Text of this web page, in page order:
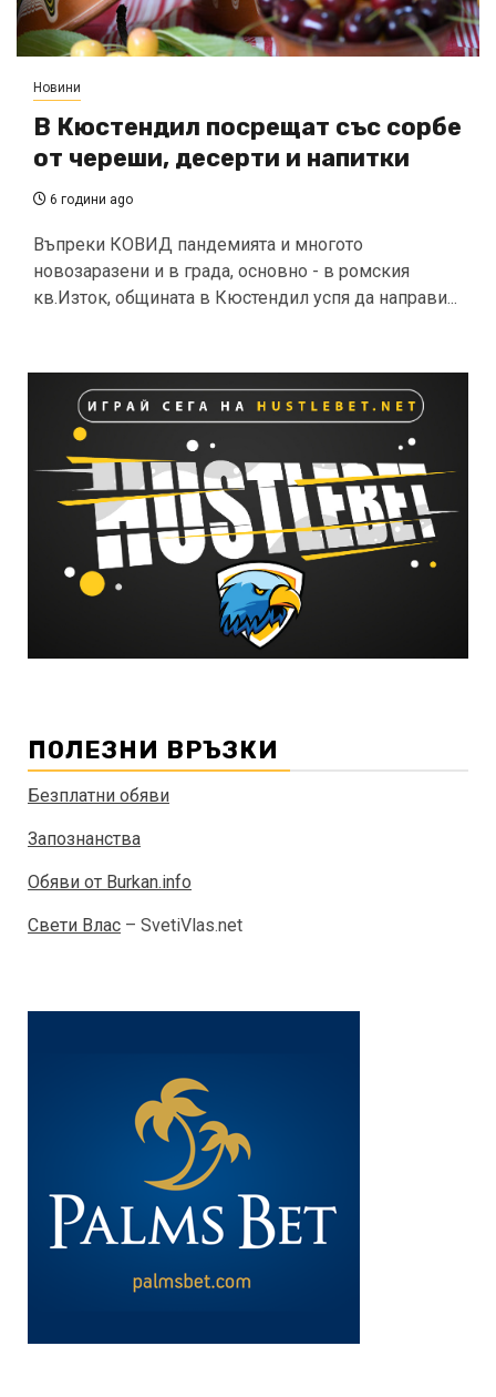
Новини
В Кюстендил посрещат със сорбе
от череши, десерти и напитки
6 години ago
Въпреки КОВИД пандемията и многото
новозаразени и в града, основно - в ромския
кв.Изток, общината в Кюстендил успя да направи...
ПОЛЕЗНИ ВРЪЗКИ
Безплатни обяви
Запознанства
Обяви от Burkan.info
Свети Влас – SvetiVlas.net